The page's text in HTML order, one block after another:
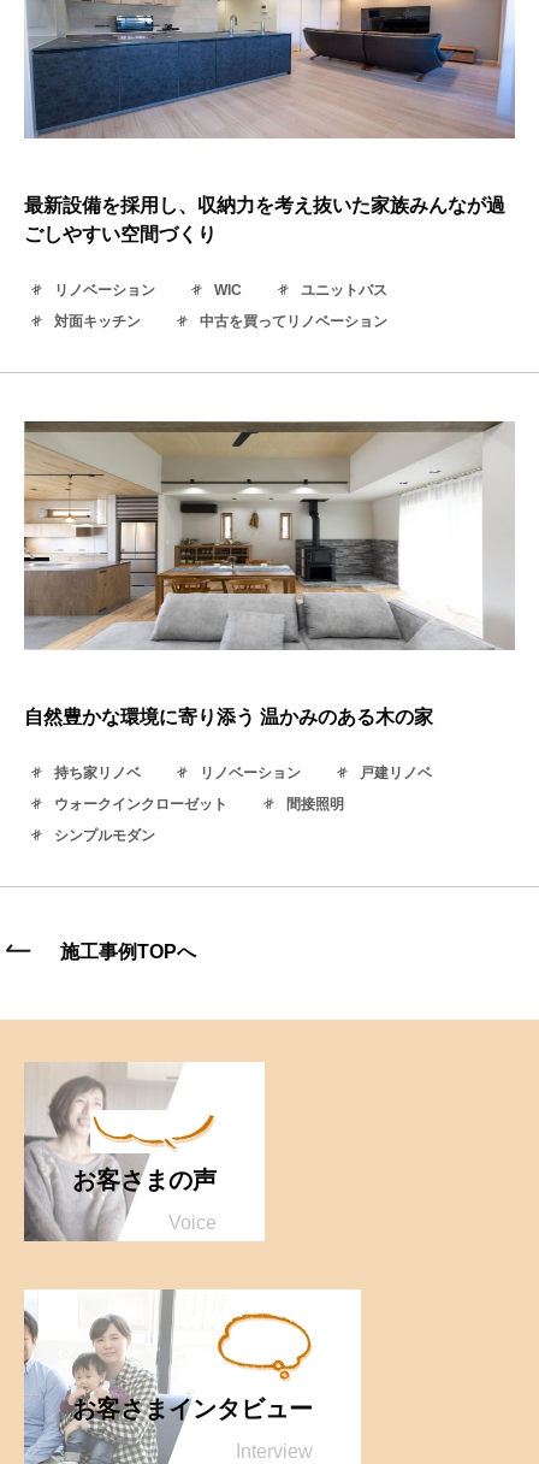
最新設備を採用し、収納力を考え抜いた家族みんなが過
ごしやすい空間づくり
リノベーション WIC
ユニットバス
対面キッチン
中古を買ってリノベーション
自然豊かな環境に寄り添う 温かみのある木の家
持ち家リノベ リノベーション
戸建リノベ
ウォークインクローゼット
間接照明
シンプルモダン
施工事例TOPへ
お客さまの声
Voice
お客さまインタビュー
Interview